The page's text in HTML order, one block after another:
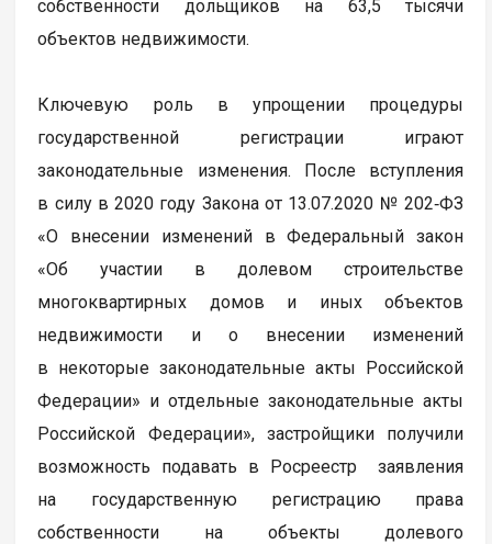
собственности дольщиков на 63,5 тысячи
объектов недвижимости.
Ключевую роль в упрощении процедуры
государственной регистрации играют
законодательные изменения. После вступления
в силу в 2020 году Закона от 13.07.2020 № 202‑ФЗ
«О внесении изменений в Федеральный закон
«Об участии в долевом строительстве
многоквартирных домов и иных объектов
недвижимости и о внесении изменений
в некоторые законодательные акты Российской
Федерации» и отдельные законодательные акты
Российской Федерации», застройщики получили
возможность подавать в Росреестр заявления
на государственную регистрацию права
собственности на объекты долевого